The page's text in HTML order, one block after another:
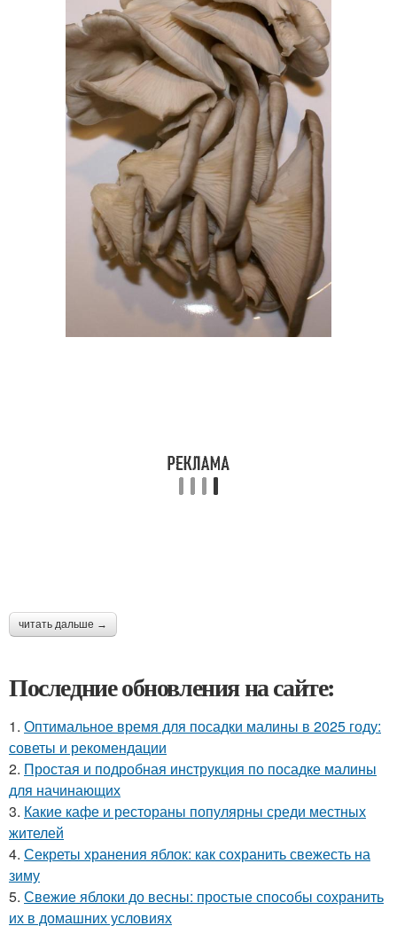
читать дальше →
Последние обновления на сайте:
1. Оптимальное время для посадки малины в 2025 году:
советы и рекомендации
2. Простая и подробная инструкция по посадке малины
для начинающих
3. Какие кафе и рестораны популярны среди местных
жителей
4. Секреты хранения яблок: как сохранить свежесть на
зиму
5. Свежие яблоки до весны: простые способы сохранить
их в домашних условиях